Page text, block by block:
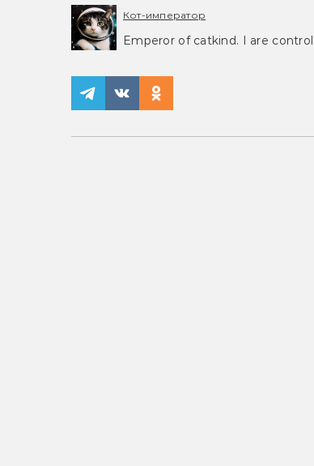
Кот-император
Emperor of catkind. I are